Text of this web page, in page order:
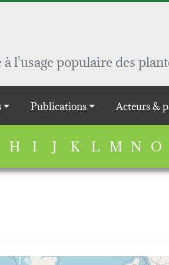
l'usage populaire des
Publications Acteurs &
H I J K L M N O